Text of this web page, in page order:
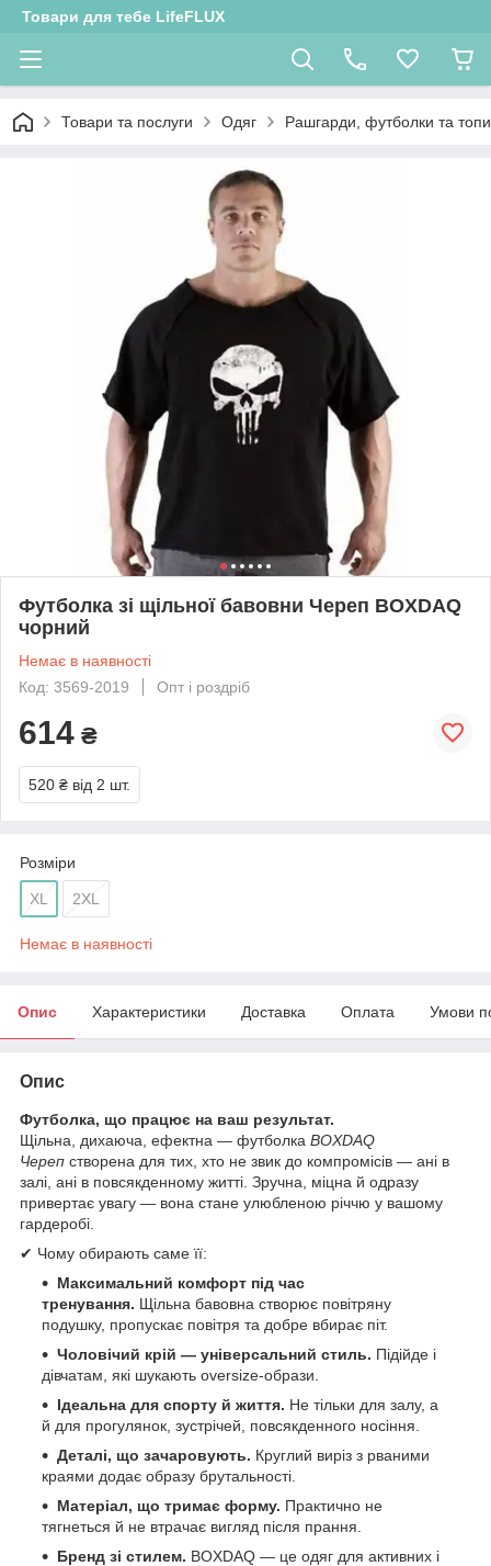
Товари для тебе LifeFLUX
Товари та послуги Одяг Рашгарди, футболки та топи
Футболка зі щільної бавовни Череп BOXDAQ
чорний
Немає в наявності
Код: 3569-2019
Опт і роздріб
614 ₴
520 ₴ від 2 шт.
Розміри
XL 2XL
Немає в наявності
Опис Характеристики Доставка Оплата Умови
Опис
Футболка, що працює на ваш результат.
Щільна, дихаюча, ефектна — футболка BOXDAQ
Череп створена для тих, хто не звик до компромісів — ані в
залі, ані в повсякденному житті. Зручна, міцна й одразу
привертає увагу — вона стане улюбленою річчю у вашому
гардеробі.
✔ Чому обирають саме її:
Максимальний комфорт під час
тренування. Щільна бавовна створює повітряну
подушку, пропускає повітря та добре вбирає піт.
Чоловічий крій — універсальний стиль. Підійде і
дівчатам, які шукають oversize-образи.
Ідеальна для спорту й життя. Не тільки для залу, а
й для прогулянок, зустрічей, повсякденного носіння.
Деталі, що зачаровують. Круглий виріз з рваними
краями додає образу брутальності.
Матеріал, що тримає форму. Практично не
тягнеться й не втрачає вигляд після прання.
Бренд зі стилем. BOXDAQ — це одяг для активних і